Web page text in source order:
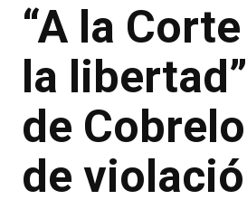
“A la
la
de
de